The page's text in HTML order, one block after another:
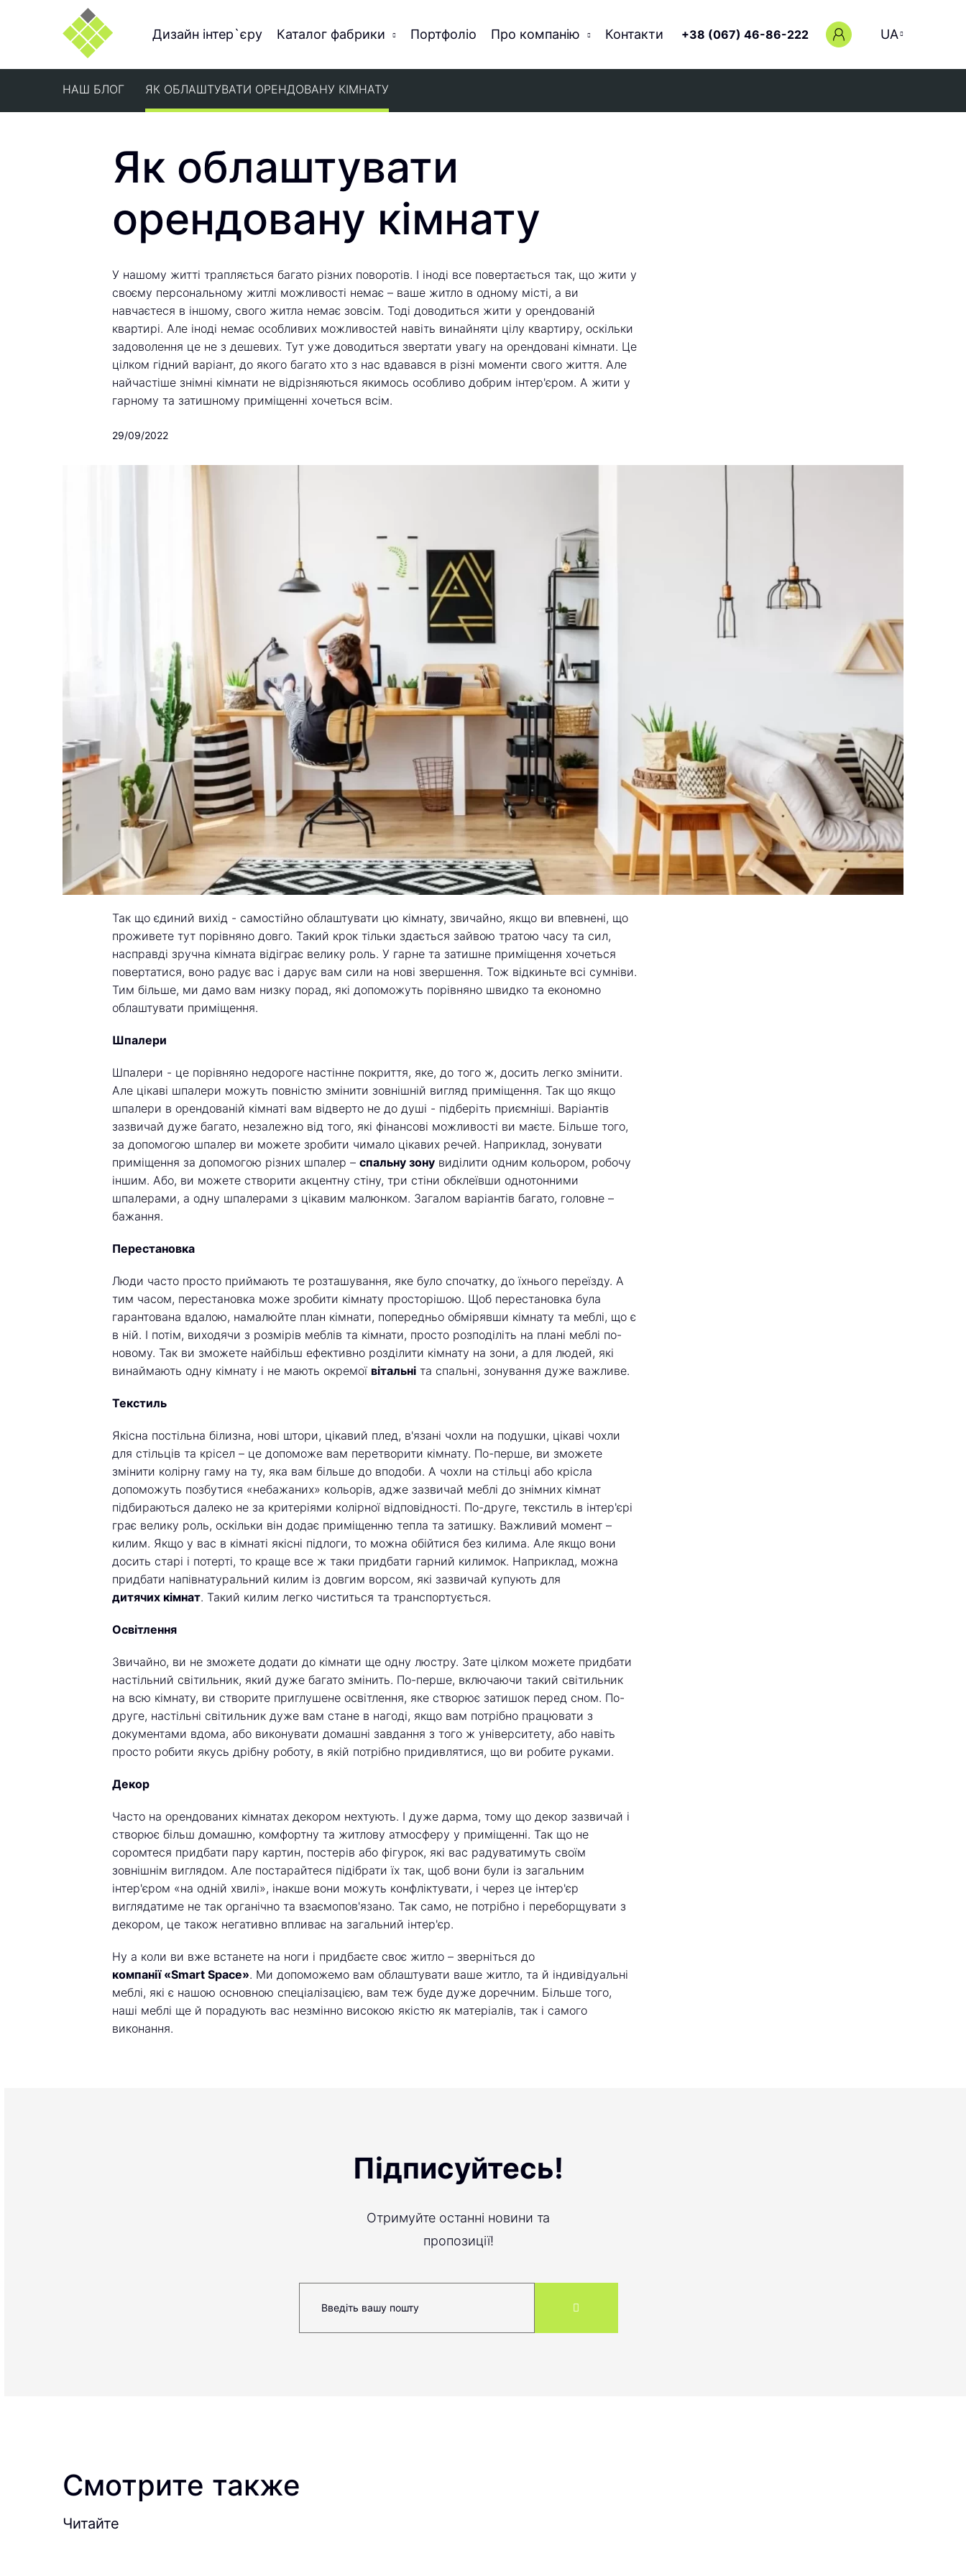
Дизайн інтер`єру Каталог фабрики Портфоліо Про компанію Контакти +38 (067) 46-86-222 UA
НАШ БЛОГ ЯК ОБЛАШТУВАТИ ОРЕНДОВАНУ КІМНАТУ
Як облаштувати
орендовану кімнату
У нашому житті трапляється багато різних поворотів. І іноді все повертається так, що жити у
своєму персональному житлі можливості немає – ваше житло в одному місті, а ви
навчаєтеся в іншому, свого житла немає зовсім. Тоді доводиться жити у орендованій
квартирі. Але іноді немає особливих можливостей навіть винайняти цілу квартиру, оскільки
задоволення це не з дешевих. Тут уже доводиться звертати увагу на орендовані кімнати. Це
цілком гідний варіант, до якого багато хто з нас вдавався в різні моменти свого життя. Але
найчастіше знімні кімнати не відрізняються якимось особливо добрим інтер'єром. А жити у
гарному та затишному приміщенні хочеться всім.
29/09/2022
Так що єдиний вихід - самостійно облаштувати цю кімнату, звичайно, якщо ви впевнені, що
проживете тут порівняно довго. Такий крок тільки здається зайвою тратою часу та сил,
насправді зручна кімната відіграє велику роль. У гарне та затишне приміщення хочеться
повертатися, воно радує вас і дарує вам сили на нові звершення. Тож відкиньте всі сумніви.
Тим більше, ми дамо вам низку порад, які допоможуть порівняно швидко та економно
облаштувати приміщення.
Шпалери
Шпалери - це порівняно недороге настінне покриття, яке, до того ж, досить легко змінити.
Але цікаві шпалери можуть повністю змінити зовнішній вигляд приміщення. Так що якщо
шпалери в орендованій кімнаті вам відверто не до душі - підберіть приємніші. Варіантів
зазвичай дуже багато, незалежно від того, які фінансові можливості ви маєте. Більше того,
за допомогою шпалер ви можете зробити чимало цікавих речей. Наприклад, зонувати
приміщення за допомогою різних шпалер – спальну зону виділити одним кольором, робочу
іншим. Або, ви можете створити акцентну стіну, три стіни обклеївши однотонними
шпалерами, а одну шпалерами з цікавим малюнком. Загалом варіантів багато, головне –
бажання.
Перестановка
Люди часто просто приймають те розташування, яке було спочатку, до їхнього переїзду. А
тим часом, перестановка може зробити кімнату просторішою. Щоб перестановка була
гарантована вдалою, намалюйте план кімнати, попередньо обмірявши кімнату та меблі, що є
в ній. І потім, виходячи з розмірів меблів та кімнати, просто розподіліть на плані меблі по-
новому. Так ви зможете найбільш ефективно розділити кімнату на зони, а для людей, які
винаймають одну кімнату і не мають окремої вітальні та спальні, зонування дуже важливе.
Текстиль
Якісна постільна білизна, нові штори, цікавий плед, в'язані чохли на подушки, цікаві чохли
для стільців та крісел – це допоможе вам перетворити кімнату. По-перше, ви зможете
змінити колірну гаму на ту, яка вам більше до вподоби. А чохли на стільці або крісла
допоможуть позбутися «небажаних» кольорів, адже зазвичай меблі до знімних кімнат
підбираються далеко не за критеріями колірної відповідності. По-друге, текстиль в інтер'єрі
грає велику роль, оскільки він додає приміщенню тепла та затишку. Важливий момент –
килим. Якщо у вас в кімнаті якісні підлоги, то можна обійтися без килима. Але якщо вони
досить старі і потерті, то краще все ж таки придбати гарний килимок. Наприклад, можна
придбати напівнатуральний килим із довгим ворсом, які зазвичай купують для
дитячих кімнат. Такий килим легко чиститься та транспортується.
Освітлення
Звичайно, ви не зможете додати до кімнати ще одну люстру. Зате цілком можете придбати
настільний світильник, який дуже багато змінить. По-перше, включаючи такий світильник
на всю кімнату, ви створите приглушене освітлення, яке створює затишок перед сном. По-
друге, настільні світильник дуже вам стане в нагоді, якщо вам потрібно працювати з
документами вдома, або виконувати домашні завдання з того ж університету, або навіть
просто робити якусь дрібну роботу, в якій потрібно придивлятися, що ви робите руками.
Декор
Часто на орендованих кімнатах декором нехтують. І дуже дарма, тому що декор зазвичай і
створює більш домашню, комфортну та житлову атмосферу у приміщенні. Так що не
соромтеся придбати пару картин, постерів або фігурок, які вас радуватимуть своїм
зовнішнім виглядом. Але постарайтеся підібрати їх так, щоб вони були із загальним
інтер'єром «на одній хвилі», інакше вони можуть конфліктувати, і через це інтер'єр
виглядатиме не так органічно та взаємопов'язано. Так само, не потрібно і переборщувати з
декором, це також негативно впливає на загальний інтер'єр.
Ну а коли ви вже встанете на ноги і придбаєте своє житло – зверніться до
компанії «Smart Space». Ми допоможемо вам облаштувати ваше житло, та й індивідуальні
меблі, які є нашою основною спеціалізацією, вам теж буде дуже доречним. Більше того,
наші меблі ще й порадують вас незмінно високою якістю як матеріалів, так і самого
виконання.
Підписуйтесь!
Отримуйте останні новини та
пропозиції!
Смотрите также
Читайте